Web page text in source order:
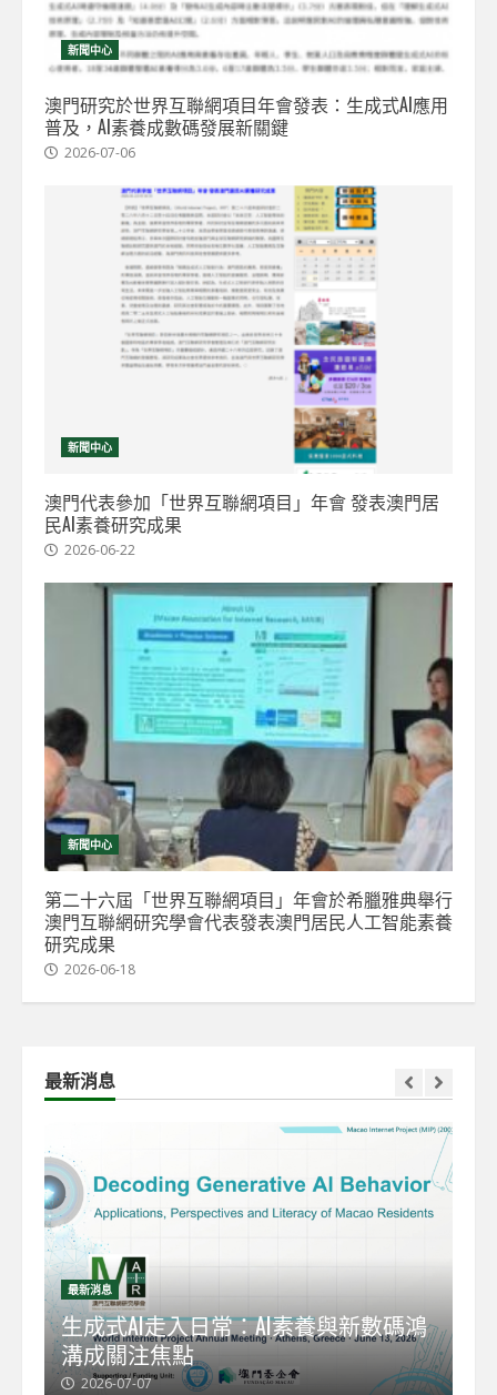
新聞中心
澳門研究於世界互聯網項目年會發表：生成式AI應用
普及，AI素養成數碼發展新關鍵
2026-07-06
新聞中心
澳門代表參加「世界互聯網項目」年會 發表澳門居
民AI素養研究成果
2026-06-22
新聞中心
第二十六屆「世界互聯網項目」年會於希臘雅典舉行
澳門互聯網研究學會代表發表澳門居民人工智能素養
研究成果
2026-06-18
最新消息
最新消息
生成式AI走入日常：AI素養與新數碼鴻
溝成關注焦點
2026-07-07